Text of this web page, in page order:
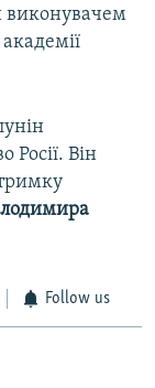
виконувачем
Росії. Він
Follow us